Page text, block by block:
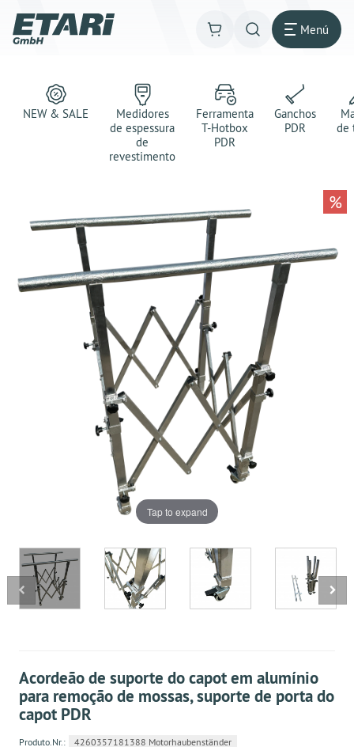
Menú
NEW & SALE
Medidores
de espessura
de
revestimento
Ferramenta
T-Hotbox
PDR
Ganchos
PDR
de
Tap to expand
%
Acordeão de suporte do capot em alumínio
para remoção de mossas, suporte de porta do
capot PDR
Produto.Nr.: 4260357181388 Motorhaubenständer